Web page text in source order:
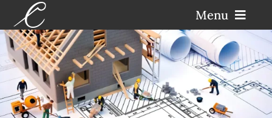
naar
inhoud
Menu
Home
Afspraak maken